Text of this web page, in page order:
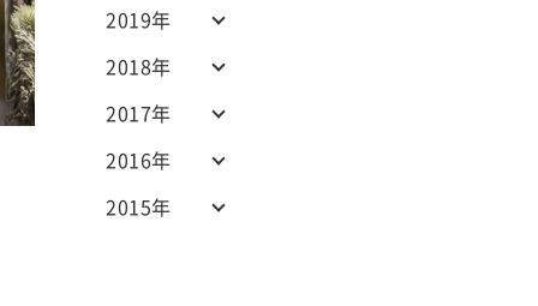
2015年
2016年
2017年
2018年
2019年